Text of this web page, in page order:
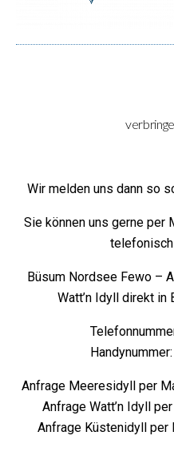
Wir melden uns dann so
Sie können uns gerne per
Büsum Nordsee Fewo –
Watt’n Idyll direkt in
Anfrage Meeresidyll per
Anfrage Watt’n Idyll
Anfrage Küstenidyll per